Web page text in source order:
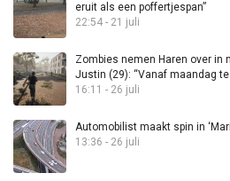
eruit als een poffertjespan”
22:54 - 21 juli
Zombies nemen Haren over in
Justin (29): “Vanaf maandag te
16:11 - 26 juli
Automobilist maakt spin in
13:36 - 26 juli